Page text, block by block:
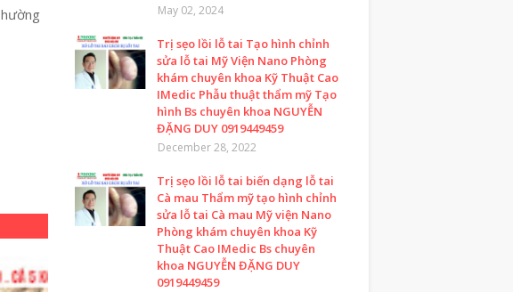
May 02, 2024
Trị sẹo lồi lỗ tai Tạo hình chỉnh
sửa lỗ tai Mỹ Viện Nano Phòng
khám chuyên khoa Kỹ Thuật Cao
IMedic Phẫu thuật thẩm mỹ Tạo
hình Bs chuyên khoa NGUYỄN
ĐẶNG DUY 0919449459
December 28, 2022
Trị sẹo lồi lỗ tai biến dạng lỗ tai
Cà mau Thẩm mỹ tạo hình chỉnh
sửa lỗ tai Cà mau Mỹ viện Nano
Phòng khám chuyên khoa Kỹ
Thuật Cao IMedic Bs chuyên
khoa NGUYỄN ĐẶNG DUY
0919449459